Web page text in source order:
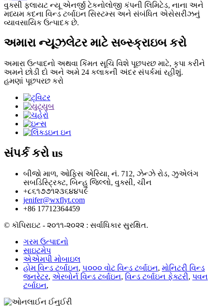
વુક્સી ફ્લાયટ ન્યૂ એનર્જી ટેકનોલોજી કંપની લિમિટેડ, નાના અને
મધ્યમ કદના વિન્ડ ટર્બાઇન સિસ્ટમ્સ અને સંબંધિત એસેસરીઝનું
વ્યાવસાયિક ઉત્પાદક છે.
અમારા ન્યૂઝલેટર માટે સબ્સ્ક્રાઇબ કરો
અમારા ઉત્પાદનો અથવા કિંમત સૂચિ વિશે પૂછપરછ માટે, કૃપા કરીને
અમને છોડી દો અને અમે 24 કલાકની અંદર સંપર્કમાં રહીશું.
હમણાં પૂછપરછ કરો
સંપર્ક કરો us
બીજો માળ, ઓફિસ એરિયા, નં. 712, ઝેન્ઝે રોડ, ઝુએલંગ
સબડિસ્ટ્રિક્ટ, બિન્હુ જિલ્લો, વુક્સી, ચીન
+૮૬૧૭૭૧૨૩૬૪૪૫૯
jenifer@wxflyt.com
+86 17712364459
© કૉપિરાઇટ - ૨૦૧૧-૨૦૨૨ : સર્વાધિકાર સુરક્ષિત.
ગરમ ઉત્પાદનો
સાઇટમેપ
એએમપી મોબાઇલ
હોમ વિન્ડ ટર્બાઇન, ૫૦૦૦ વોટ વિન્ડ ટર્બાઇન, મોનિટરી વિન્ડ
જનરેટર, એરબોર્ન વિન્ડ ટર્બાઇન, વિન્ડ ટર્બાઇન ફેક્ટરી, પવન
ટર્બાઇન,